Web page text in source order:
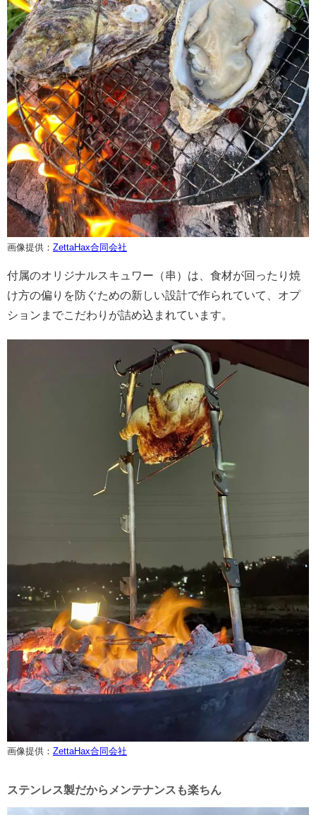
画像提供： ZettaHax合同会社
付属のオリジナルスキュワー（串）は、食材が回ったり焼
け方の偏りを防ぐための新しい設計で作られていて、オプ
ションまでこだわりが詰め込まれています。
画像提供： ZettaHax合同会社
ステンレス製だからメンテナンスも楽ちん